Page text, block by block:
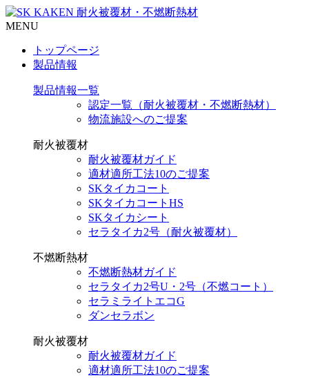
MENU
トップページ
製品情報
製品情報一覧
認定一覧（耐火被覆材・不燃断熱材）
物流施設へのご提案
耐火被覆材
耐火被覆材ガイド
適材適所工法10のご提案
SKタイカコート
SKタイカコートHS
SKタイカシート
セラタイカ2号（耐火被覆材）
不燃断熱材
不燃断熱材ガイド
セラタイカ2号U・2号（不燃コート）
セラミライトエコG
ダンセラボン
耐火被覆材
耐火被覆材ガイド
適材適所工法10のご提案